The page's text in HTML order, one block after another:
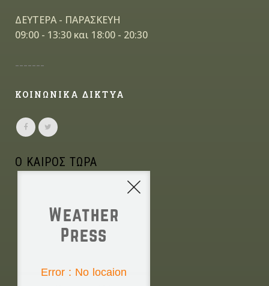
ΔΕΥΤΕΡΑ - ΠΑΡΑΣΚΕΥΗ
09:00 - 13:30 και 18:00 - 20:30
-------
ΚΟΙΝΩΝΙΚΑ ΔΙΚΤΥΑ
Ο ΚΑΙΡΟΣ ΤΩΡΑ
Weather
Press
Error : No locaion